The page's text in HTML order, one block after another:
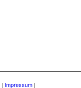
| Impressum|